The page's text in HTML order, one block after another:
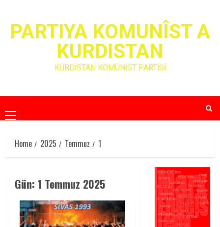
contentPARTIYA KOMUNÎST A
KURDISTAN
KÜRDİSTAN KOMÜNİST PARTİSİ
Primary
Menu
Home
2025 Temmuz 1
Gün: 1 Temmuz 2025